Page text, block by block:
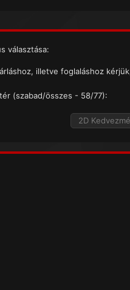
választása:
illetve foglaláshoz
(szabad/összes - 58/77):
2D